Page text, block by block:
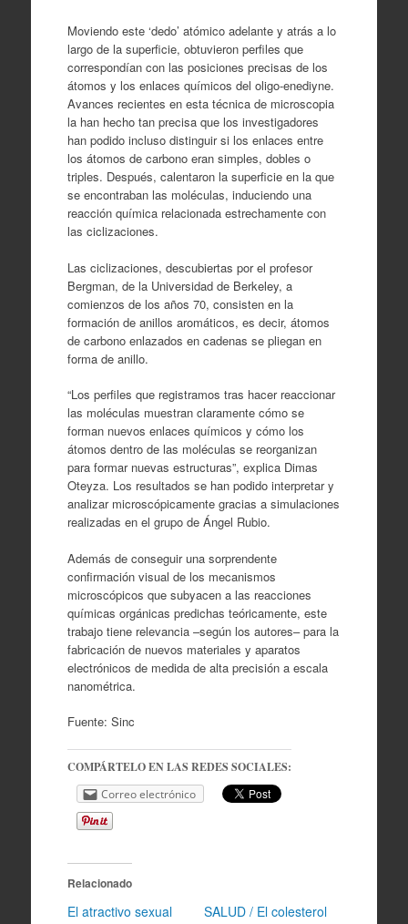
Moviendo este ‘dedo’ atómico adelante y atrás a lo
largo de la superficie, obtuvieron perfiles que
correspondían con las posiciones precisas de los
átomos y los enlaces químicos del oligo-enediyne.
Avances recientes en esta técnica de microscopia
la han hecho tan precisa que los investigadores
han podido incluso distinguir si los enlaces entre
los átomos de carbono eran simples, dobles o
triples. Después, calentaron la superficie en la que
se encontraban las moléculas, induciendo una
reacción química relacionada estrechamente con
las ciclizaciones.
Las ciclizaciones, descubiertas por el profesor
Bergman, de la Universidad de Berkeley, a
comienzos de los años 70, consisten en la
formación de anillos aromáticos, es decir, átomos
de carbono enlazados en cadenas se pliegan en
forma de anillo.
“Los perfiles que registramos tras hacer reaccionar
las moléculas muestran claramente cómo se
forman nuevos enlaces químicos y cómo los
átomos dentro de las moléculas se reorganizan
para formar nuevas estructuras”, explica Dimas
Oteyza. Los resultados se han podido interpretar y
analizar microscópicamente gracias a simulaciones
realizadas en el grupo de Ángel Rubio.
Además de conseguir una sorprendente
confirmación visual de los mecanismos
microscópicos que subyacen a las reacciones
químicas orgánicas predichas teóricamente, este
trabajo tiene relevancia –según los autores– para la
fabricación de nuevos materiales y aparatos
electrónicos de medida de alta precisión a escala
nanométrica.
Fuente: Sinc
COMPÁRTELO EN LAS REDES SOCIALES:
Correo electrónico
Relacionado
El atractivo sexual
SALUD / El colesterol